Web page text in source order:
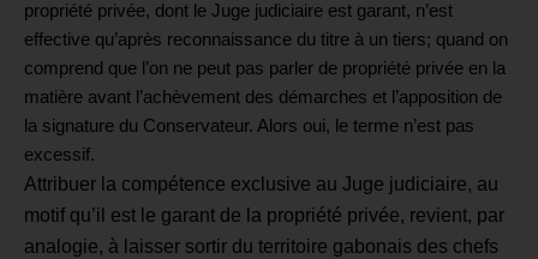
propriété privée, dont le Juge judiciaire est garant, n’est
effective qu’après reconnaissance du titre à un tiers; quand on
comprend que l’on ne peut pas parler de propriété privée en la
matière avant l’achèvement des démarches et l’apposition de
la signature du Conservateur. Alors oui, le terme n’est pas
excessif.
Attribuer la compétence exclusive au Juge judiciaire, au
motif qu’il est le garant de la propriété privée, revient, par
analogie, à laisser sortir du territoire gabonais des chefs